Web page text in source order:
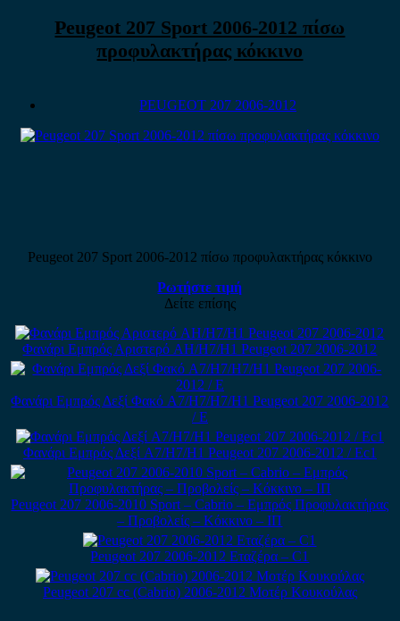
Peugeot 207 Sport 2006-2012 πίσω
προφυλακτήρας κόκκινο
PEUGEOT 207 2006-2012
Peugeot 207 Sport 2006-2012 πίσω προφυλακτήρας κόκκινο
Ρωτήστε τιμή
Δείτε επίσης
Φανάρι Εμπρός Αριστερό AH/H7/H1 Peugeot 207 2006-2012
Φανάρι Εμπρός Δεξί Φακό A7/H7/H7/H1 Peugeot 207 2006-2012
/ Ε
Φανάρι Εμπρός Δεξί A7/H7/H1 Peugeot 207 2006-2012 / Εc1
Peugeot 207 2006-2010 Sport – Cabrio – Εμπρός Προφυλακτήρας
– Προβολείς – Κόκκινο – ΙΠ
Peugeot 207 2006-2012 Εταζέρα – C1
Peugeot 207 cc (Cabrio) 2006-2012 Μοτέρ Κουκούλας